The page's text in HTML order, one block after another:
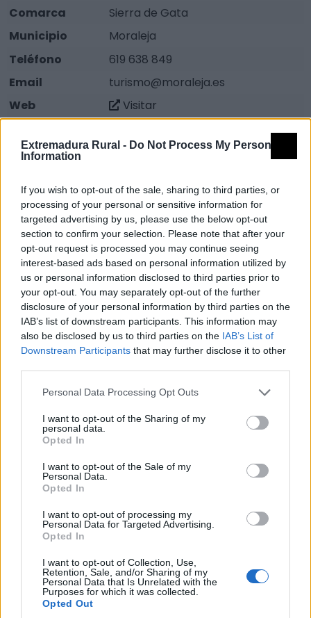
Extremadura Rural - Do Not Process My Personal
Information
If you wish to opt-out of the sale, sharing to third parties, or
processing of your personal or sensitive information for
targeted advertising by us, please use the below opt-out
section to confirm your selection. Please note that after your
opt-out request is processed you may continue seeing
interest-based ads based on personal information utilized by
us or personal information disclosed to third parties prior to
your opt-out. You may separately opt-out of the further
disclosure of your personal information by third parties on the
IAB’s list of downstream participants. This information may
also be disclosed by us to third parties on the IAB’s List of
Downstream Participants that may further disclose it to other
Personal Data Processing Opt Outs
I want to opt-out of the Sharing of my
personal data.
Opted In
I want to opt-out of the Sale of my
Personal Data.
Opted In
I want to opt-out of processing my
Personal Data for Targeted Advertising.
Opted In
I want to opt-out of Collection, Use,
Retention, Sale, and/or Sharing of my
Personal Data that Is Unrelated with the
Purposes for which it was collected.
Opted Out
Comarca
Sierra de Gata
Municipio
Moraleja
Teléfono
619 638 849
Email
turismo@moraleja.es
Web
Visitar
Descripción
Moraleja tiene más de 100 años de historia y se trata
de una celebración donde se une granado bravo,
gastronomía y peñas.
La fiesta se celebran en la semana del 14 de julio, día
de San Buenaventura y patrón del municipio y gira
sobre dos puntos principales, sus encierros de medio
día únicos y originales en Extremadura, donde cada
día seis novillos-toros recorren los 680 metros que
separan los corrales y la plaza de toros del centro del
gente recibe cada día a una gran cantidad de turistas
abriéndoles las puertas de sus locales y ofreciéndoles
comida y bebida.
tienen lugar en la Plaza del Pueblo, denominada Plaza
de los Toros, antiguamente se realizaba con carros y
tablas, hoy en una Plaza Portátil, donde hay encierros
de toros, toros del aguardiente y vaquillas por la
Junto a estos festejos hay otros de carácter
deportivo, cultural y feria para los niños.